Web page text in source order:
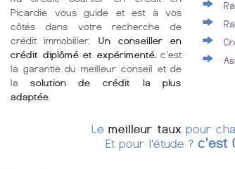
Picardie vous guide et est à vos
côtés dans votre recherche de
crédit immobilier. Un conseiller en
crédit diplômé et expérimenté, c'est
la garantie du meilleur conseil et de
la solution de crédit la plus
adaptée
Le meilleur taux pour
Et pour l'étude ?c'est